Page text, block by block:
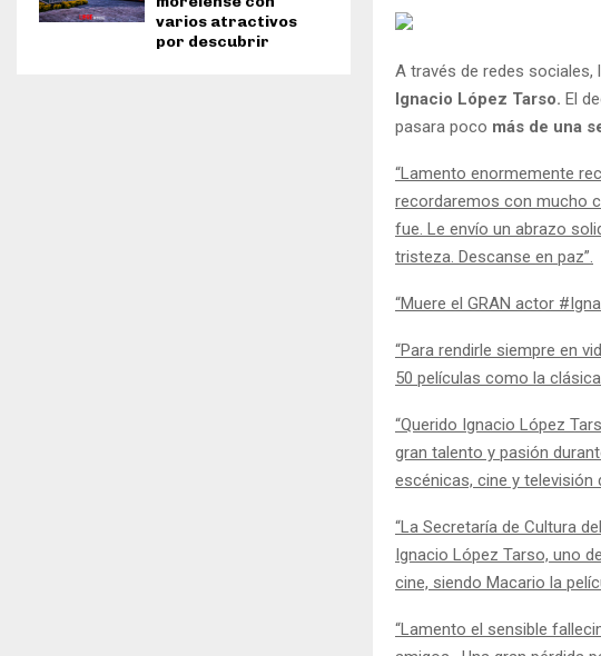
A través de redes
Ignacio López Tarso. El
pasara poco más de una
“Lamento enormemente
recordaremos con mucho
fue. Le envío un abrazo
tristeza. Descanse en paz”.
“Muere el GRAN actor
“Para rendirle siempre en
50 películas como la
“Querido Ignacio López
gran talento y pasión
escénicas, cine y televisión
“La Secretaría de Cultura
Ignacio López Tarso, uno
cine, siendo Macario la
“Lamento el sensible
varios atractivos
por descubrir